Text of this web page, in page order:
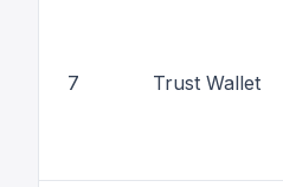
7 Trust Wallet